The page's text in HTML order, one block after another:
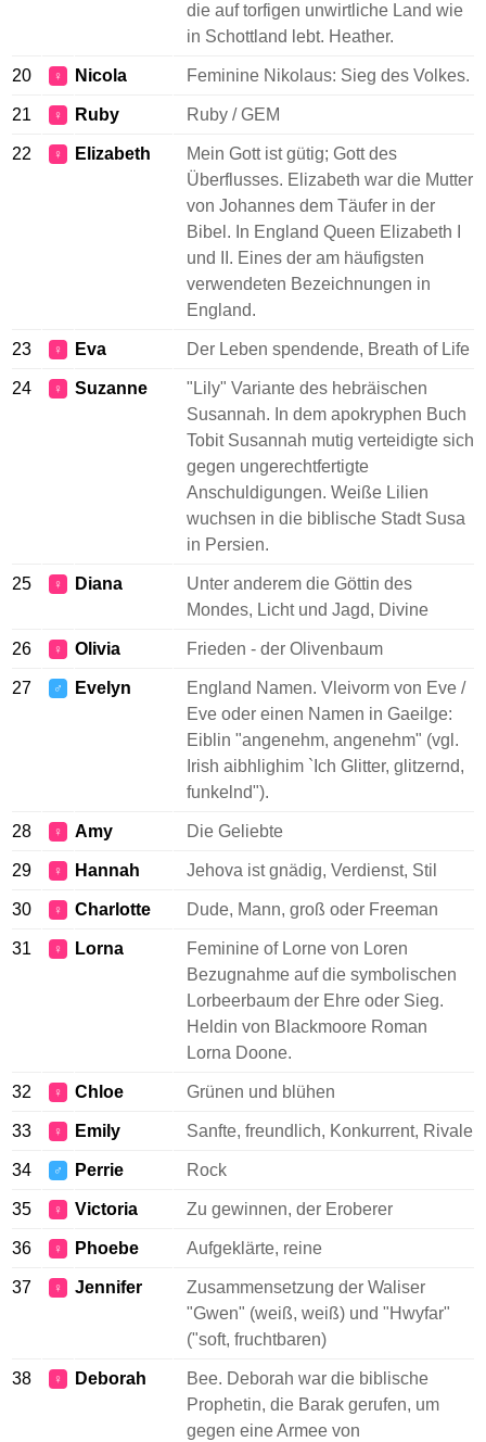
die auf torfigen unwirtliche Land wie
in Schottland lebt. Heather.
20 ♀ Nicola Feminine Nikolaus: Sieg des Volkes.
21 ♀ Ruby Ruby / GEM
22 ♀ Elizabeth
Mein Gott ist gütig; Gott des
Überflusses. Elizabeth war die Mutter
von Johannes dem Täufer in der
Bibel. In England Queen Elizabeth I
und II. Eines der am häufigsten
verwendeten Bezeichnungen in
England.
23 ♀ Eva Der Leben spendende, Breath of Life
24 ♀ Suzanne
"Lily" Variante des hebräischen
Susannah. In dem apokryphen Buch
Tobit Susannah mutig verteidigte sich
gegen ungerechtfertigte
Anschuldigungen. Weiße Lilien
wuchsen in die biblische Stadt Susa
in Persien.
25 ♀ Diana
Unter anderem die Göttin des
Mondes, Licht und Jagd, Divine
26 ♀ Olivia Frieden - der Olivenbaum
27 ♂ Evelyn
England Namen. Vleivorm von Eve /
Eve oder einen Namen in Gaeilge:
Eiblin "angenehm, angenehm" (vgl.
Irish aibhlighim `Ich Glitter, glitzernd,
funkelnd").
28 ♀ Amy Die Geliebte
29 ♀ Hannah Jehova ist gnädig, Verdienst, Stil
30 ♀ Charlotte Dude, Mann, groß oder Freeman
31 ♀ Lorna
Feminine of Lorne von Loren
Bezugnahme auf die symbolischen
Lorbeerbaum der Ehre oder Sieg.
Heldin von Blackmoore Roman
Lorna Doone.
32 ♀ Chloe Grünen und blühen
33 ♀ Emily Sanfte, freundlich, Konkurrent, Rivale
34 ♂ Perrie Rock
35 ♀ Victoria Zu gewinnen, der Eroberer
36 ♀ Phoebe Aufgeklärte, reine
37 ♀ Jennifer
Zusammensetzung der Waliser
"Gwen" (weiß, weiß) und "Hwyfar"
("soft, fruchtbaren)
38 ♀ Deborah
Bee. Deborah war die biblische
Prophetin, die Barak gerufen, um
gegen eine Armee von